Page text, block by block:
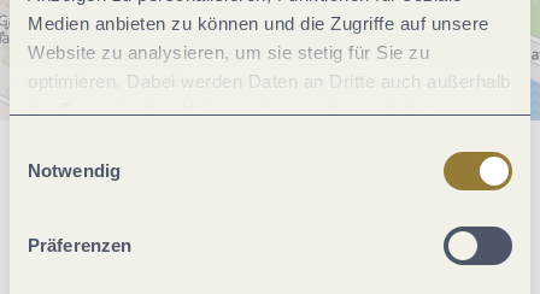
Medien anbieten zu können und die Zugriffe auf unsere
Website zu analysieren, um sie stetig für Sie zu
optimieren. Dabei werden Daten an Dritte auch außerhalb
der Europäischen Union weitergegeben und dort
jederzeit widerrufen werden. Mit der Auswahl "Alle
ablehnen" kann es zu Beeinträchtigungen in der Nutzung
Notwendig
Präferenzen
Allgemeine Informationen